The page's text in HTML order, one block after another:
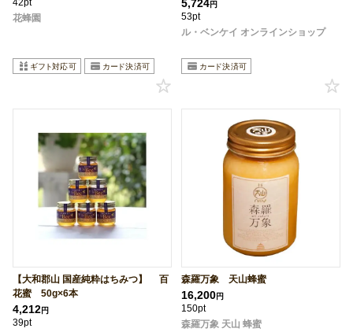
42pt
花蜂園
5,724円
53pt
ル・ベンケイ オンラインショップ
【大和郡山 国産純粋はちみつ】 百
花蜜 50g×6本
4,212円
39pt
森羅万象 天山蜂蜜
16,200円
150pt
森羅万象 天山 蜂蜜